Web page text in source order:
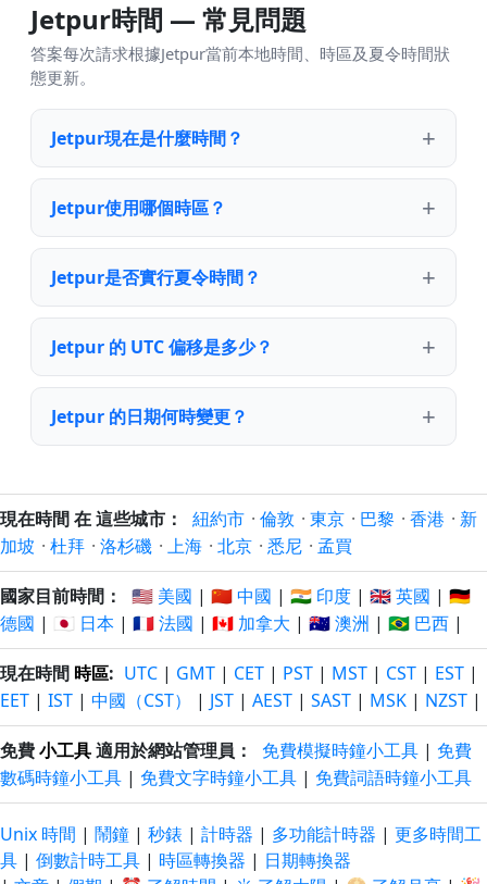
Jetpur時間 — 常見問題
答案每次請求根據Jetpur當前本地時間、時區及夏令時間狀
態更新。
Jetpur現在是什麼時間？
Jetpur使用哪個時區？
Jetpur是否實行夏令時間？
Jetpur 的 UTC 偏移是多少？
Jetpur 的日期何時變更？
現在時間 在 這些城市： 紐約市 · 倫敦 · 東京 · 巴黎 · 香港 · 新
加坡 · 杜拜 · 洛杉磯 · 上海 · 北京 · 悉尼 · 孟買
國家目前時間： 🇺🇸 美國 | 🇨🇳 中國 | 🇮🇳 印度 | 🇬🇧 英國 | 🇩🇪
德國 | 🇯🇵 日本 | 🇫🇷 法國 | 🇨🇦 加拿大 | 🇦🇺 澳洲 | 🇧🇷 巴西 |
現在時間 時區: UTC | GMT | CET | PST | MST | CST | EST |
EET | IST | 中國（CST） | JST | AEST | SAST | MSK | NZST |
免費小工具適用於網站管理員： 免費模擬時鐘小工具 | 免費
數碼時鐘小工具 | 免費文字時鐘小工具 | 免費詞語時鐘小工具
Unix 時間 | 鬧鐘 | 秒錶 | 計時器 | 多功能計時器 | 更多時間工
具 | 倒數計時工具 | 時區轉換器 | 日期轉換器